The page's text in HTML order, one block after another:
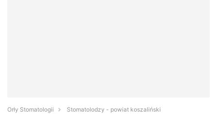
Orły Stomatologii
Stomatolodzy - powiat koszaliński